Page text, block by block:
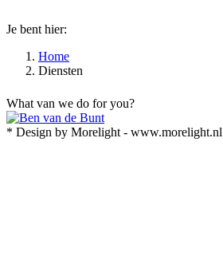
Je bent hier:
Home
Diensten
What van we do for you?
* Design by Morelight - www.morelight.nl